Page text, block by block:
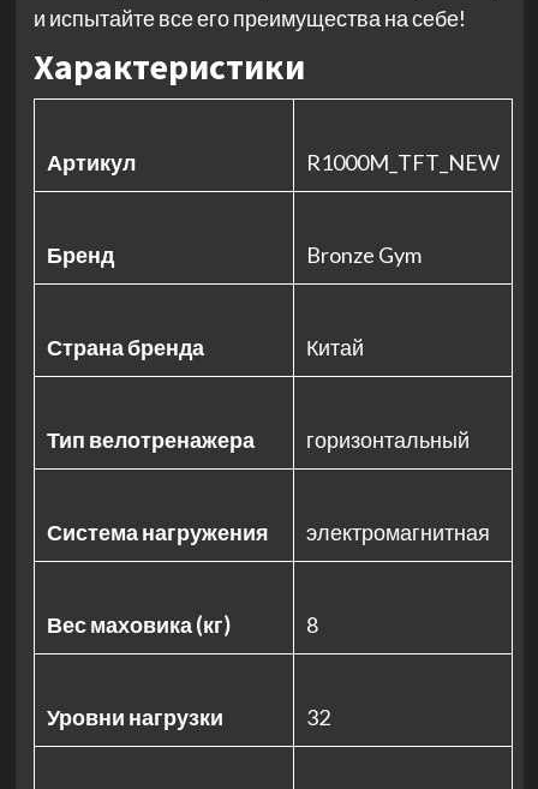
и испытайте все его преимущества на себе!
Характеристики
Артикул R1000M_TFT_NEW
Бренд Bronze Gym
Страна бренда Китай
Тип велотренажера горизонтальный
Система нагружения электромагнитная
Вес маховика (кг) 8
Уровни нагрузки 32